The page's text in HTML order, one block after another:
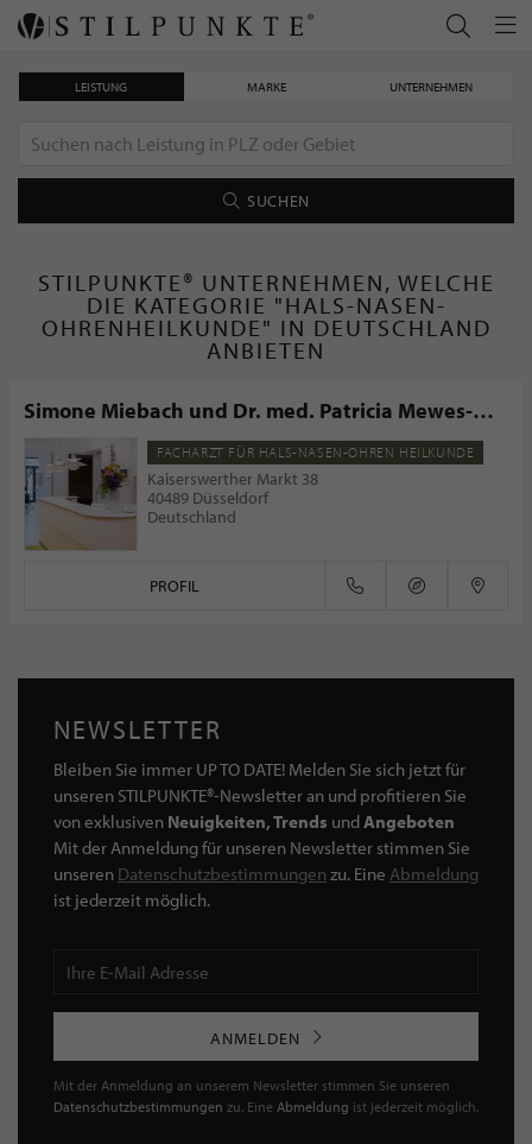
LEISTUNG MARKE UNTERNEHMEN
SUCHEN
STILPUNKTE® UNTERNEHMEN, WELCHE
DIE KATEGORIE "HALS-NASEN-
OHRENHEILKUNDE" IN DEUTSCHLAND
ANBIETEN
Simone Miebach und Dr. med. Patricia Mewes-
Bosse
FACHARZT FÜR HALS-NASEN-OHREN HEILKUNDE
Kaiserswerther Markt 38
40489 Düsseldorf
Deutschland
PROFIL
NEWSLETTER
Bleiben Sie immer UP TO DATE! Melden Sie sich jetzt für
unseren STILPUNKTE®-Newsletter an und profitieren Sie
von exklusiven Neuigkeiten, Trends undAngeboten
Mit der Anmeldung für unseren Newsletter stimmen Sie
unseren Datenschutzbestimmungen zu. Eine Abmeldung
ist jederzeit möglich.
ANMELDEN
Mit der Anmeldung an unserem Newsletter stimmen Sie unseren
Datenschutzbestimmungen zu. Eine Abmeldung ist jederzeit möglich.